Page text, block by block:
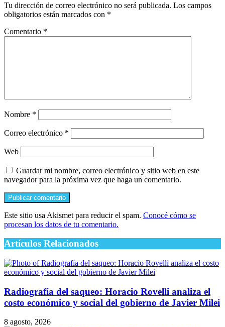
Tu dirección de correo electrónico no será publicada. Los campos
obligatorios están marcados con *
Comentario *
Nombre *
Correo electrónico *
Web
Guardar mi nombre, correo electrónico y sitio web en este
navegador para la próxima vez que haga un comentario.
Este sitio usa Akismet para reducir el spam. Conocé cómo se
procesan los datos de tu comentario.
Artículos Relacionados
Radiografía del saqueo: Horacio Rovelli analiza el
costo económico y social del gobierno de Javier Milei
8 agosto, 2026